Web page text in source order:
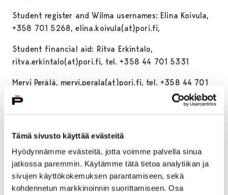
Tämä sivusto käyttää evästeitä
Hyödynnämme evästeitä, jotta voimme palvella sinua
jatkossa paremmin. Käytämme tätä tietoa analytiikan ja
sivujen käyttökokemuksen parantamiseen, sekä
kohdennetun markkinoinnin suorittamiseen. Osa
Student register and Wilma usernames: Elina Koivula,
+358 701 5268, elina.koivula(at)pori.fi,
Student financial aid: Ritva Erkintalo,
ritva.erkintalo(at)pori.fi, tel. +358 44 701 5331
Mervi Perälä, mervi.perala(at)pori.fi, tel. +358 44 701
5320, General upper secondary school for adults
Study counsellors
Maija Pihl, puh. +358 44 701 9492,
maija.pihl(at)pori.fi
Hanna Välimäki, +358 44 701 8275,
hanna.valimaki(at)edupori.fi